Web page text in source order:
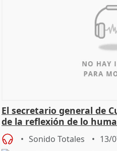
El secretario general de
de la reflexión de lo
Sonido Totales 13/